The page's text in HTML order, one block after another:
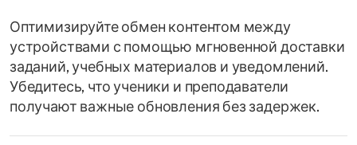
Оптимизируйте обмен контентом между
устройствами с помощью мгновенной доставки
заданий, учебных материалов и уведомлений.
Убедитесь, что ученики и преподаватели
получают важные обновления без задержек.